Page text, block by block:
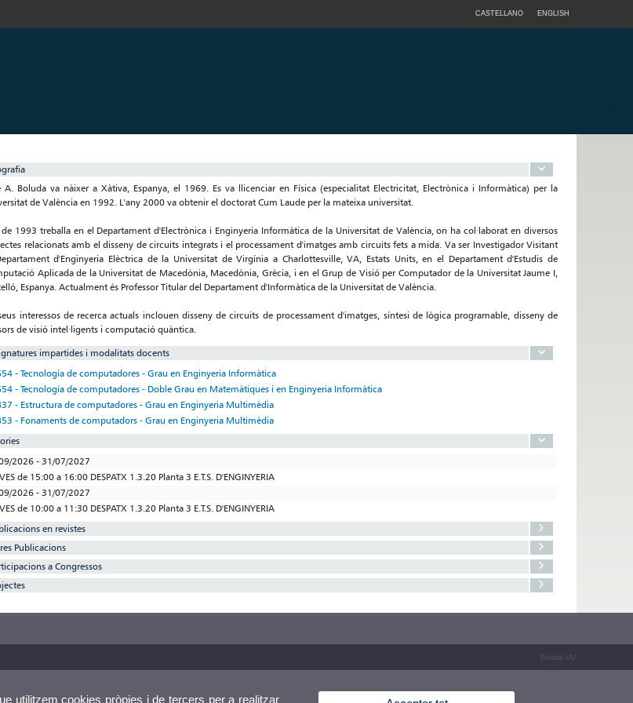
CASTELLANO ENGLISH
A. Boluda va nàixer a Xàtiva, Espanya, el 1969. Es va llicenciar en Física (especialitat Electricitat, Electrònica i Informàtica) per la
de València en 1992. L'any 2000 va obtenir el doctorat Cum Laude per la mateixa universitat.
de 1993 treballa en el Departament d'Electrònica i Enginyeria Informàtica de la Universitat de València, on ha col·laborat en diversos
relacionats amb el disseny de circuits integrats i el processament d'imatges amb circuits fets a mida. Va ser Investigador Visitant
d'Enginyeria Elèctrica de la Universitat de Virgínia a Charlottesville, VA, Estats Units, en el Departament d'Estudis de
Aplicada de la Universitat de Macedònia, Macedònia, Grècia, i en el Grup de Visió per Computador de la Universitat Jaume I,
Espanya. Actualment és Professor Titular del Departament d'Informàtica de la Universitat de València.
interessos de recerca actuals inclouen disseny de circuits de processament d'imatges, síntesi de lògica programable, disseny de
de visió intel·ligents i computació quàntica.
impartides i modalitats docents
- Tecnología de computadores - Grau en Enginyeria Informàtica
- Tecnología de computadores - Doble Grau en Matemàtiques i en Enginyeria Informàtica
- Estructura de computadores - Grau en Enginyeria Multimèdia
- Fonaments de computadors - Grau en Enginyeria Multimèdia
2026 - 31/07/2027
de 15:00 a 16:00 DESPATX 1.3.20 Planta 3 E.T.S. D'ENGINYERIA
2026 - 31/07/2027
de 10:00 a 11:30 DESPATX 1.3.20 Planta 3 E.T.S. D'ENGINYERIA
en revistes
Publicacions
a Congressos
Bústia UV
utilitzem cookies pròpies i de tercers per a realitzar